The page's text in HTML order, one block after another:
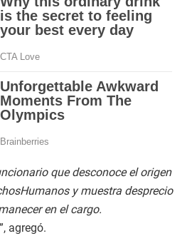
que desconoce el origen
y muestra desprecio
en el cargo.
”, agregó.